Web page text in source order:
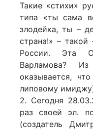
Такие «стихи»
типа «ты сама
злодейка, ты –
страна!» –
России. Эта
Варламова?
оказывается,
липовому
2. Сегодня
раз своей эл.
(создатель